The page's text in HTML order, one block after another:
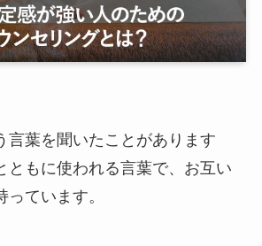
言葉を聞いたことがあります
ともに使われる言葉で、お互い
ています。